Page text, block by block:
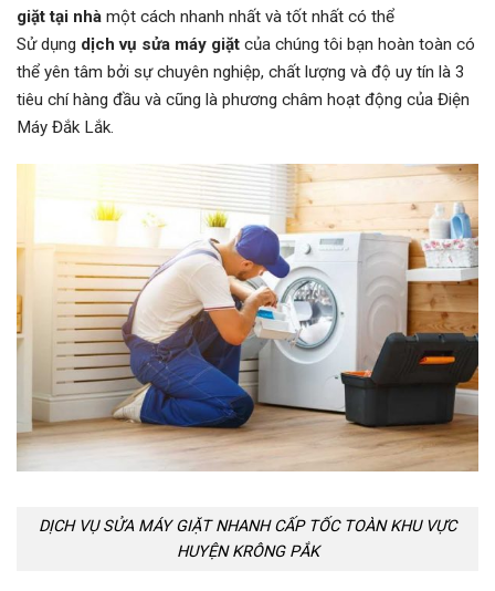
giặt tại nhà một cách nhanh nhất và tốt nhất có thể
Sử dụng dịch vụ sửa máy giặt của chúng tôi bạn hoàn toàn có
thể yên tâm bởi sự chuyên nghiệp, chất lượng và độ uy tín là 3
tiêu chí hàng đầu và cũng là phương châm hoạt động của Điện
Máy Đắk Lắk.
DỊCH VỤ SỬA MÁY GIẶT NHANH CẤP TỐC TOÀN KHU VỰC
HUYỆN KRÔNG PẮK